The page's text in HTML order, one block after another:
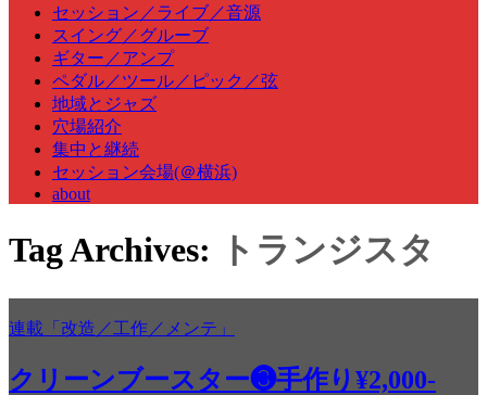
セッション／ライブ／音源
スイング／グルーブ
ギター／アンプ
ペダル／ツール／ピック／弦
地域とジャズ
穴場紹介
集中と継続
セッション会場(＠横浜)
about
Tag Archives: トランジスタ
連載「改造／工作／メンテ」
クリーンブースター❸手作り¥2,000-